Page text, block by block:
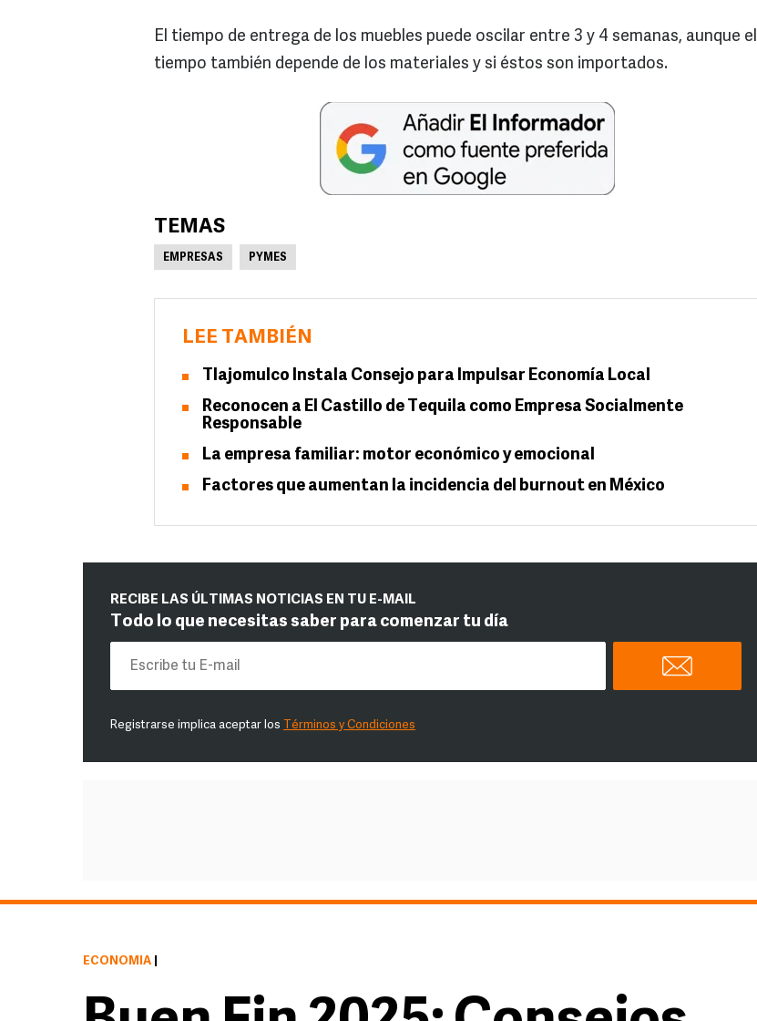
El tiempo de entrega de los muebles puede oscilar entre 3 y 4 semanas, aunque el
tiempo también depende de los materiales y si éstos son importados.
TEMAS
EMPRESAS PYMES
LEE TAMBIÉN
Tlajomulco Instala Consejo para Impulsar Economía Local
Reconocen a El Castillo de Tequila como Empresa Socialmente
Responsable
La empresa familiar: motor económico y emocional
Factores que aumentan la incidencia del burnout en México
RECIBE LAS ÚLTIMAS NOTICIAS EN TU E-MAIL
Todo lo que necesitas saber para comenzar tu día
Registrarse implica aceptar los Términos y Condiciones
ECONOMÍA